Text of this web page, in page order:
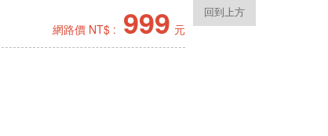
回到上方
網路價 NT$ : 999 元